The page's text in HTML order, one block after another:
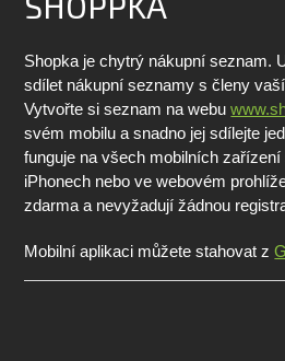
Shopka je chytrý nákupní seznam.
sdílet nákupní seznamy s členy
Vytvořte si seznam na webu
svém mobilu a snadno jej sdílejte
funguje na všech mobilních zařízení
iPhonech nebo ve webovém
zdarma a nevyžadují žádnou
Mobilní aplikaci můžete stahovat z